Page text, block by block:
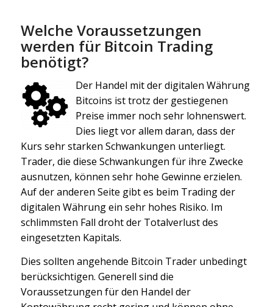
Welche Voraussetzungen
werden für Bitcoin Trading
benötigt?
Der Handel mit der digitalen Währung
Bitcoins ist trotz der gestiegenen
Preise immer noch sehr lohnenswert.
Dies liegt vor allem daran, dass der
Kurs sehr starken Schwankungen unterliegt.
Trader, die diese Schwankungen für ihre Zwecke
ausnutzen, können sehr hohe Gewinne erzielen.
Auf der anderen Seite gibt es beim Trading der
digitalen Währung ein sehr hohes Risiko. Im
schlimmsten Fall droht der Totalverlust des
eingesetzten Kapitals.
Dies sollten angehende Bitcoin Trader unbedingt
berücksichtigen. Generell sind die
Voraussetzungen für den Handel der